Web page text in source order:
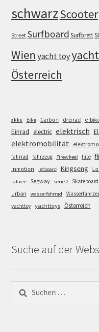
schwarzScooter
Street Surfboard Surfbrett
Wien yacht toy
Österreich
akku bike Carbon dreirad e-
Einrad electric elektrisch
elektromobilität
fahrrad
fahrzeug Firewheel flite
Inmotion jetboard Kingsong
schnee Segway serie 2 Skateboard
urban wasserfahrrad
yachttoy yachttoys Österreich
Suche auf der
nach: